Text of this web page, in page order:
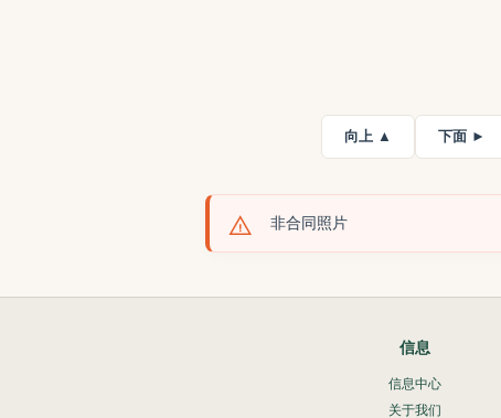
向上 ▲ 下面 ►
非合同照片
信息
信息中心
关于我们